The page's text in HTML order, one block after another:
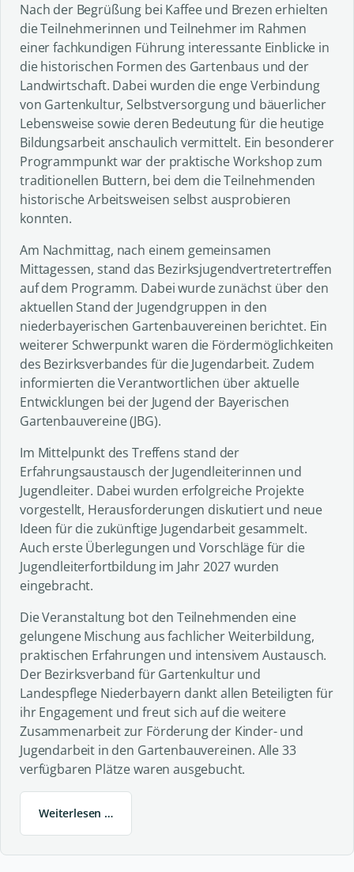
Nach der Begrüßung bei Kaffee und Brezen erhielten
die Teilnehmerinnen und Teilnehmer im Rahmen
einer fachkundigen Führung interessante Einblicke in
die historischen Formen des Gartenbaus und der
Landwirtschaft. Dabei wurden die enge Verbindung
von Gartenkultur, Selbstversorgung und bäuerlicher
Lebensweise sowie deren Bedeutung für die heutige
Bildungsarbeit anschaulich vermittelt. Ein besonderer
Programmpunkt war der praktische Workshop zum
traditionellen Buttern, bei dem die Teilnehmenden
historische Arbeitsweisen selbst ausprobieren
konnten.
Am Nachmittag, nach einem gemeinsamen
Mittagessen, stand das Bezirksjugendvertretertreffen
auf dem Programm. Dabei wurde zunächst über den
aktuellen Stand der Jugendgruppen in den
niederbayerischen Gartenbauvereinen berichtet. Ein
weiterer Schwerpunkt waren die Fördermöglichkeiten
des Bezirksverbandes für die Jugendarbeit. Zudem
informierten die Verantwortlichen über aktuelle
Entwicklungen bei der Jugend der Bayerischen
Gartenbauvereine (JBG).
Im Mittelpunkt des Treffens stand der
Erfahrungsaustausch der Jugendleiterinnen und
Jugendleiter. Dabei wurden erfolgreiche Projekte
vorgestellt, Herausforderungen diskutiert und neue
Ideen für die zukünftige Jugendarbeit gesammelt.
Auch erste Überlegungen und Vorschläge für die
Jugendleiterfortbildung im Jahr 2027 wurden
eingebracht.
Die Veranstaltung bot den Teilnehmenden eine
gelungene Mischung aus fachlicher Weiterbildung,
praktischen Erfahrungen und intensivem Austausch.
Der Bezirksverband für Gartenkultur und
Landespflege Niederbayern dankt allen Beteiligten für
ihr Engagement und freut sich auf die weitere
Zusammenarbeit zur Förderung der Kinder- und
Jugendarbeit in den Gartenbauvereinen. Alle 33
verfügbaren Plätze waren ausgebucht.
Weiterlesen …